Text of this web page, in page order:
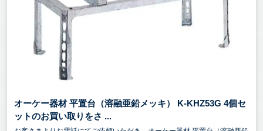
オーケー器材 平置台（溶融亜鉛メッキ） K-KHZ53G 4個セ
ットのお買い取りをさ ...